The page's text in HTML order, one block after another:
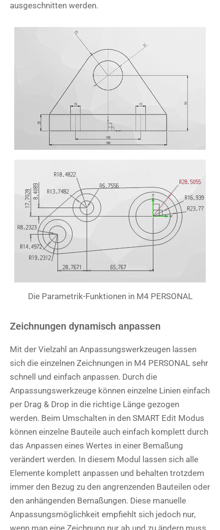
ausgeschnitten werden.
Die Parametrik-Funktionen in M4 PERSONAL
Zeichnungen dynamisch anpassen
Mit der Vielzahl an Anpassungswerkzeugen lassen
sich die einzelnen Zeichnungen in M4 PERSONAL sehr
schnell und einfach anpassen. Durch die
Anpassungswerkzeuge können einzelne Linien einfach
per Drag & Drop in die richtige Länge gezogen
werden. Beim Umschalten in den SMART Edit Modus
können einzelne Bauteile auch einfach komplett durch
das Anpassen eines Wertes in einer Bemaßung
verändert werden. In diesem Modul lassen sich alle
Elemente komplett anpassen und behalten trotzdem
immer den Bezug zu den angrenzenden Bauteilen oder
den anhängenden Bemaßungen. Diese manuelle
Anpassungsmöglichkeit empfiehlt sich jedoch nur,
wenn man eine Zeichnung nur ab und zu ändern muss.